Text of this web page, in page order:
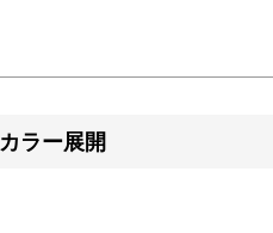
カラー展開